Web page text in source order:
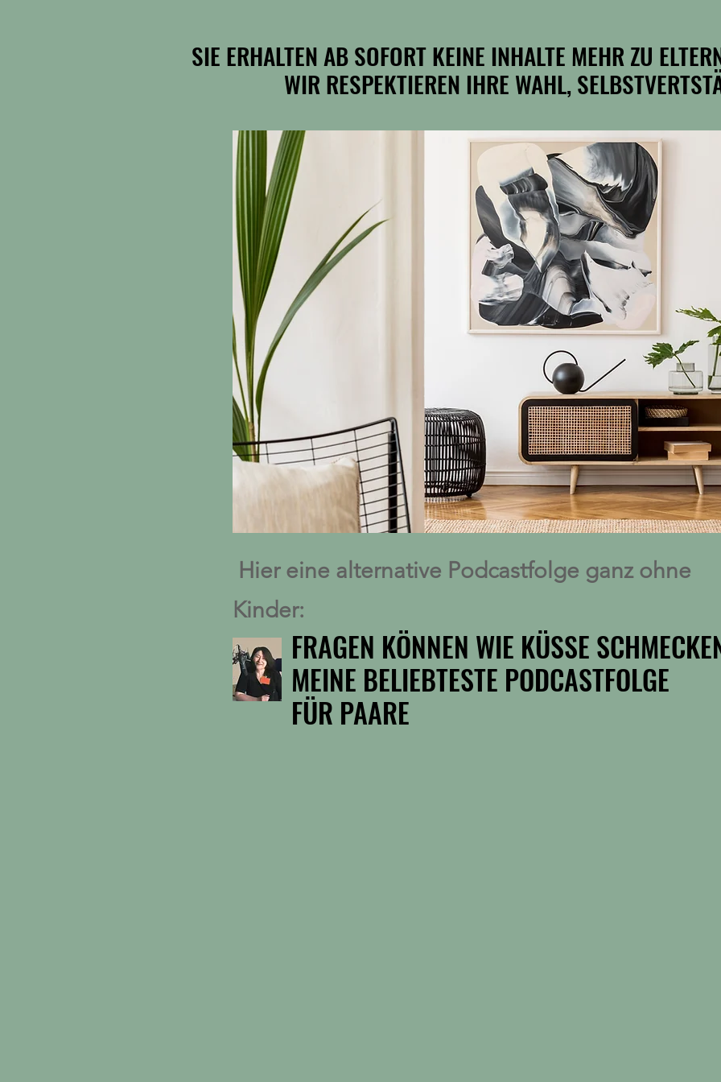
SIE ERHALTEN AB SOFORT KEINE INHALTE MEHR ZU
WIR RESPEKTIEREN IHRE WAHL,
SIE ERHALTEN AB SOFORT KEINE INHALTE MEHR ZU
WIR RESPEKTIEREN IHRE WAHL,
Hier eine alternative Podcastfolge ganz ohne
Kinder:
FRAGEN KÖNNEN WIE KÜSSE
MEINE BELIEBTESTE PODCASTFOLGE
FÜR PAARE
FRAGEN KÖNNEN WIE KÜSSE
MEINE BELIEBTESTE PODCASTFOLGE
FÜR PAARE